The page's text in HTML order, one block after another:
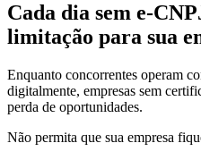
Cada dia sem e-
limitação para sua
Enquanto concorrentes operam
digitalmente, empresas sem
perda de oportunidades.
Não permita que sua empresa